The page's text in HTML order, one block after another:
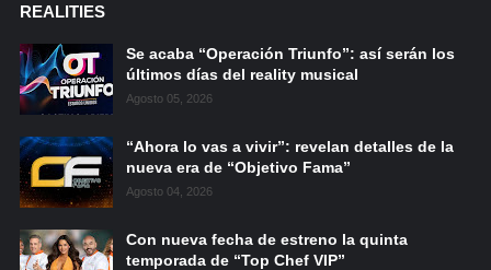
REALITIES
Se acaba “Operación Triunfo”: así serán los
últimos días del reality musical
Agosto 05, 2026
“Ahora lo vas a vivir”: revelan detalles de la
nueva era de “Objetivo Fama”
Agosto 04, 2026
Con nueva fecha de estreno la quinta
temporada de “Top Chef VIP”